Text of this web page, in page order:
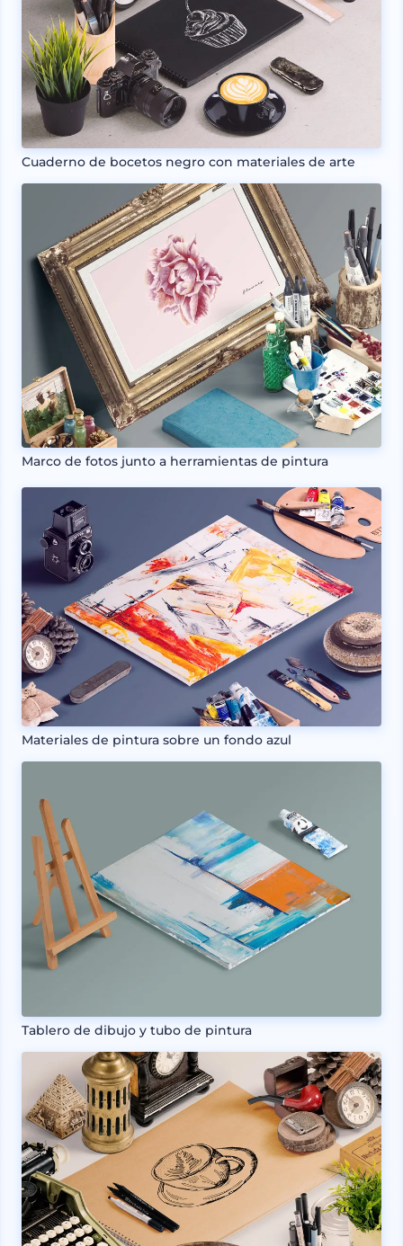
Cuaderno de bocetos negro con materiales de arte
Marco de fotos junto a herramientas de pintura
Materiales de pintura sobre un fondo azul
Tablero de dibujo y tubo de pintura